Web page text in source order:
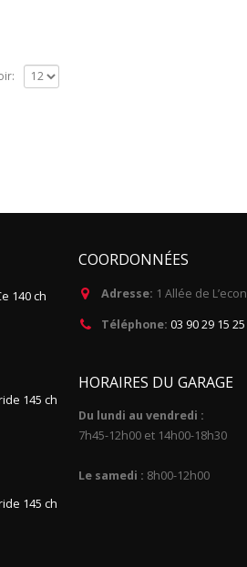
140 ch
145 ch
145 ch
COORDONNÉES
Adresse: 1 Allée de
Téléphone: 03 90 29 15 25
HORAIRES DU GARAGE
Du lundi au vendredi :
7h45-12h00 et 14h00-18h30
Le samedi : 8h00-12h00